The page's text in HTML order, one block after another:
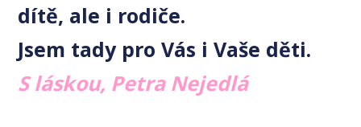
dítě, ale i rodiče.
Jsem tady pro Vás i Vaše děti.
S láskou, Petra Nejedlá